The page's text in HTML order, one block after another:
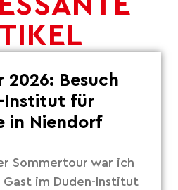
Besuch
Institut für
in Niendorf
Sommertour war ich
im Duden-Institut